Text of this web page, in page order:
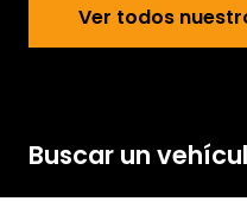
Ver todos
Buscar un